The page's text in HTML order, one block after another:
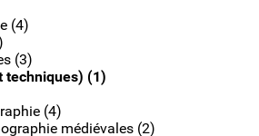
(4)
(3)
techniques) (1)
(4)
médiévales (2)